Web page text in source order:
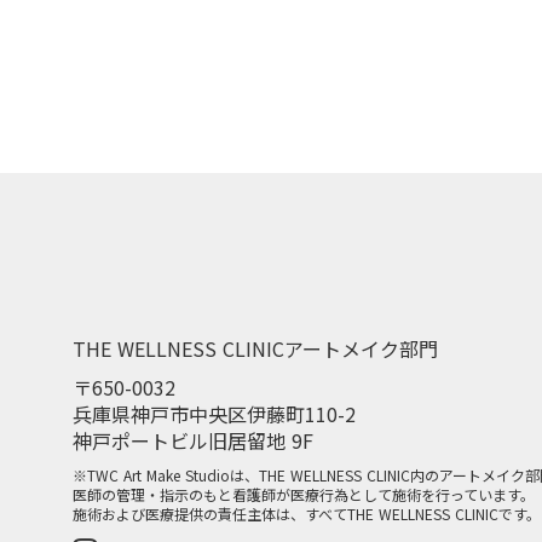
THE WELLNESS CLINICアートメイク部門
〒650-0032
兵庫県神戸市中央区伊藤町110-2
神戸ポートビル旧居留地 9F
※TWC Art Make Studioは、THE WELLNESS CLINIC内のアートメイク部
医師の管理・指示のもと看護師が医療行為として施術を行っています。
施術および医療提供の責任主体は、すべてTHE WELLNESS CLINICです。